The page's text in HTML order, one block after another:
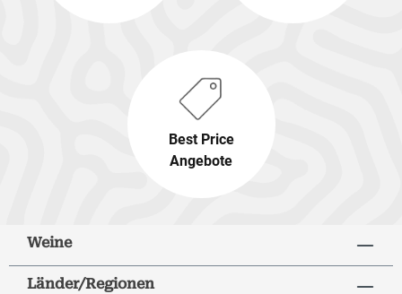
Best Price
Angebote
Weine
Länder/Regionen